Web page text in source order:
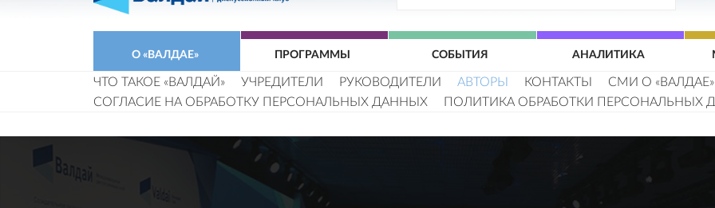
О «ВАЛДАЕ» ПРОГРАММЫ СОБЫТИЯ АНАЛИТИКА
ЧТО ТАКОЕ «ВАЛДАЙ» УЧРЕДИТЕЛИ РУКОВОДИТЕЛИ АВТОРЫ КОНТАКТЫ
СМИ О «ВАЛДАЕ»
СОГЛАСИЕ НА ОБРАБОТКУ ПЕРСОНАЛЬНЫХ ДАННЫХ
ПОЛИТИКА ОБРАБОТКИ ПЕРСОНАЛЬНЫХ